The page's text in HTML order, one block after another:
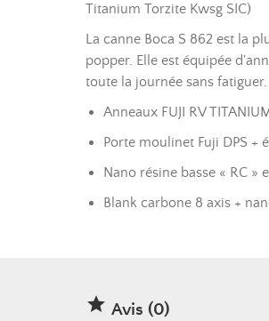
Titanium Torzite Kwsg SIC)
La canne Boca S 862 est la
popper. Elle est équipée
toute la journée sans fatiguer.
Anneaux FUJI RV
Porte moulinet Fuji DPS +
Nano résine basse « RC
Blank carbone 8 axis +
 Avis (0)